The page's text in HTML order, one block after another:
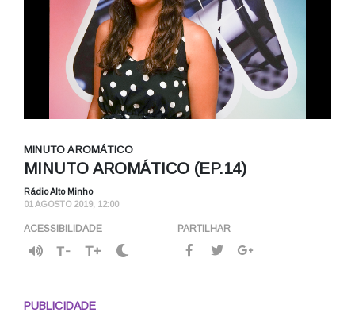
MINUTO AROMÁTICO
MINUTO AROMÁTICO (EP.14)
Rádio Alto Minho
01 AGOSTO 2019, 12:00
ACESSIBILIDADE
T- T+
PARTILHAR
PUBLICIDADE